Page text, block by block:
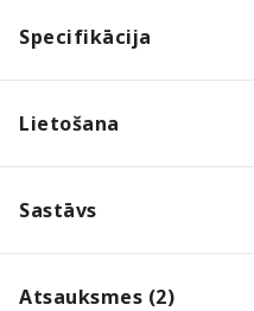
Specifikācija
Lietošana
Sastāvs
Atsauksmes (2)